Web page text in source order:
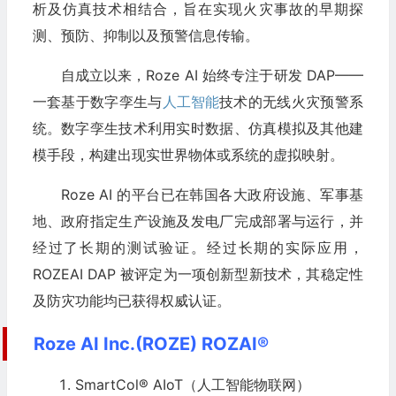
析及仿真技术相结合，旨在实现火灾事故的早期探
测、预防、抑制以及预警信息传输。
自成立以来，Roze AI 始终专注于研发 DAP——
一套基于数字孪生与 人工智能技术的无线火灾预警系
统。数字孪生技术利用实时数据、仿真模拟及其他建
模手段，构建出现实世界物体或系统的虚拟映射。
Roze AI 的平台已在韩国各大政府设施、军事基
地、政府指定生产设施及发电厂完成部署与运行，并
经过了长期的测试验证。经过长期的实际应用，
ROZEAI DAP 被评定为一项创新型新技术，其稳定性
及防灾功能均已获得权威认证。
Roze AI Inc.(ROZE) ROZAI®
SmartCol® AIoT（人工智能物联网）